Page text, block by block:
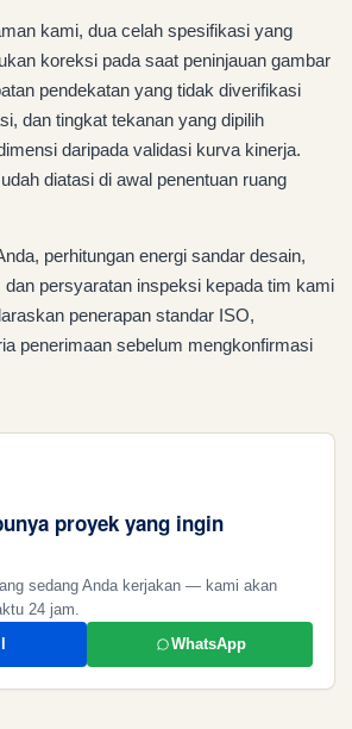
kami, dua celah spesifikasi yang
koreksi pada saat peninjauan gambar
pendekatan yang tidak diverifikasi
dan tingkat tekanan yang dipilih
daripada validasi kurva kinerja.
diatasi di awal penentuan ruang
perhitungan energi sandar desain,
dan persyaratan inspeksi kepada tim kami
penerapan standar ISO,
penerimaan sebelum mengkonfirmasi
proyek yang ingin
sedang Anda kerjakan — kami akan
24 jam.
WhatsApp